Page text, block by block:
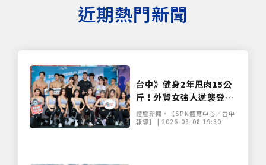
近期熱門新聞
台中》健身2年甩肉15公
斤！外貿女強人逆襲登台
展堅實體態 World Gym
盛事移師台中開戰
體壇新聞•【SPN體育中心／台中
報導】 | 2026-08-08 19:30